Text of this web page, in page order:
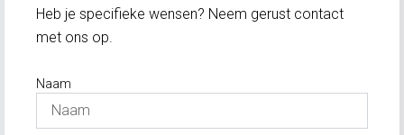
Heb je specifieke wensen? Neem gerust contact
met ons op.
Naam